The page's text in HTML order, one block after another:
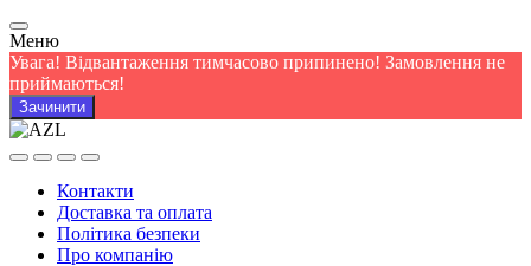
Меню
Увага! Відвантаження тимчасово припинено! Замовлення не
приймаються!
Зачинити
Контакти
Доставка та оплата
Політика безпеки
Про компанію